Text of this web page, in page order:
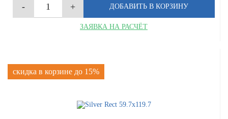
ЗАЯВКА НА РАСЧЁТ
скидка в корзине до 15%